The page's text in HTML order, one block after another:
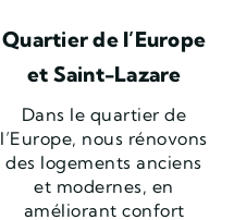
Quartier de l’Europe
et Saint-Lazare
Dans le quartier de
l’Europe, nous rénovons
des logements anciens
et modernes, en
améliorant confort